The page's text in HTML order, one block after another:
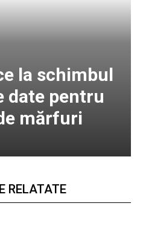
la schimbul
date pentru
mărfuri
RELATATE